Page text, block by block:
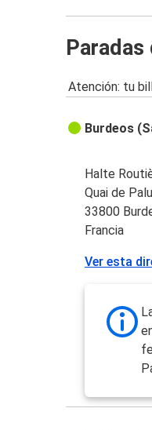
Paradas
Atención: tu
Burdeos
Halte
Quai de
33800
Francia
Ver esta